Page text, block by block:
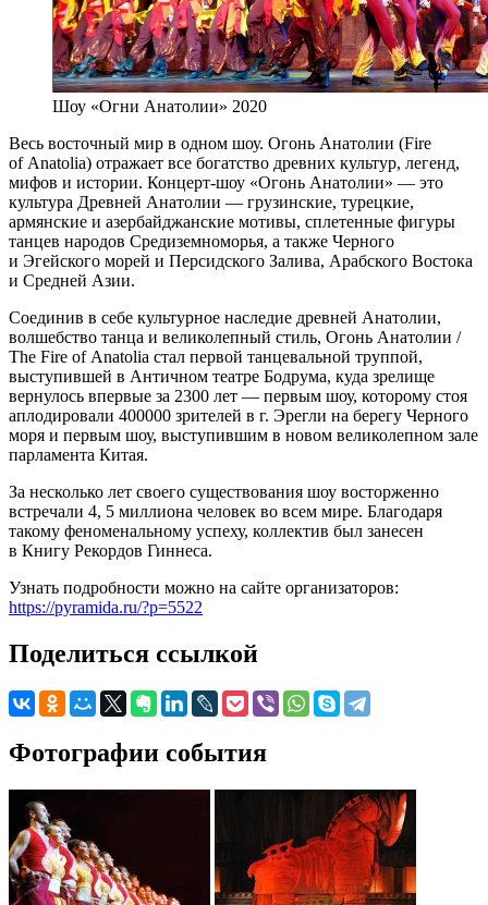
Шоу «Огни Анатолии» 2020
Весь восточный мир в одном шоу. Огонь Анатолии (Fire
of Anatolia) отражает все богатство древних культур, легенд,
мифов и истории. Концерт-шоу «Огонь Анатолии» — это
культура Древней Анатолии — грузинские, турецкие,
армянские и азербайджанские мотивы, сплетенные фигуры
танцев народов Средиземноморья, а также Черного
и Эгейского морей и Персидского Залива, Арабского Востока
и Средней Азии.
Соединив в себе культурное наследие древней Анатолии,
волшебство танца и великолепный стиль, Огонь Анатолии /
The Fire of Anatolia стал первой танцевальной труппой,
выступившей в Античном театре Бодрума, куда зрелище
вернулось впервые за 2300 лет — первым шоу, которому стоя
аплодировали 400000 зрителей в г. Эрегли на берегу Черного
моря и первым шоу, выступившим в новом великолепном зале
парламента Китая.
За несколько лет своего существования шоу восторженно
встречали 4, 5 миллиона человек во всем мире. Благодаря
такому феноменальному успеху, коллектив был занесен
в Книгу Рекордов Гиннеса.
Узнать подробности можно на сайте организаторов:
https://pyramida.ru/?p=5522
Поделиться ссылкой
Фотографии события